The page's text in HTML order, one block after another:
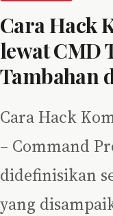
Cara Hack
lewat CMD
Tambahan
Cara Hack
– Command
didefinisikan
yang